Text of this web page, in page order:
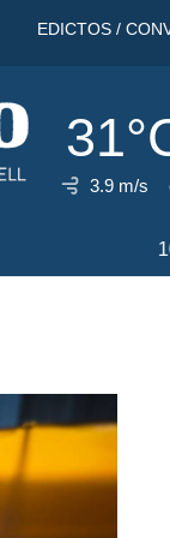
EDICTOS /
3.9 m/s